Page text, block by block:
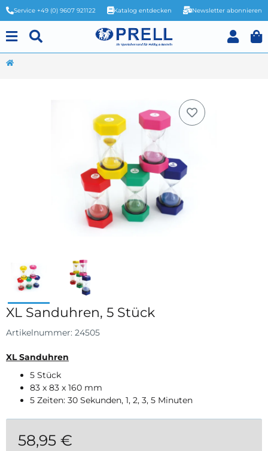
Service +49 (0) 9607 921122 Katalog entdecken Newsletter abonnieren
XL Sanduhren, 5 Stück
Artikelnummer: 24505
XL Sanduhren
5 Stück
83 x 83 x 160 mm
5 Zeiten: 30 Sekunden, 1, 2, 3, 5 Minuten
58,95 €